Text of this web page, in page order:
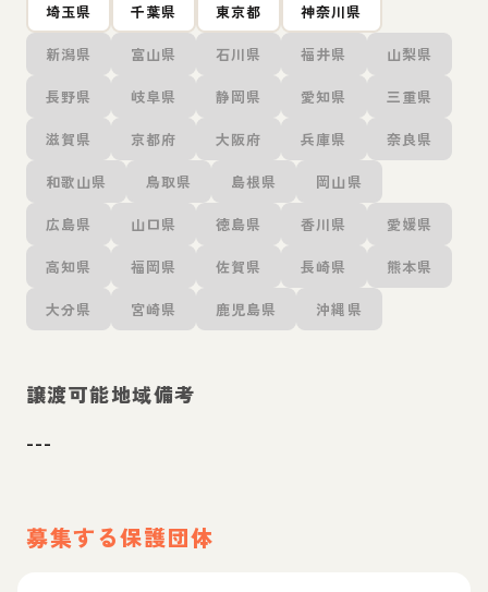
埼玉県 千葉県 東京都 神奈川県
新潟県 富山県 石川県 福井県 山梨県
長野県 岐阜県 静岡県 愛知県 三重県
滋賀県 京都府 大阪府 兵庫県 奈良県
和歌山県 鳥取県 島根県 岡山県
広島県 山口県 徳島県 香川県 愛媛県
高知県 福岡県 佐賀県 長崎県 熊本県
大分県 宮崎県 鹿児島県 沖縄県
譲渡可能地域備考
---
募集する保護団体